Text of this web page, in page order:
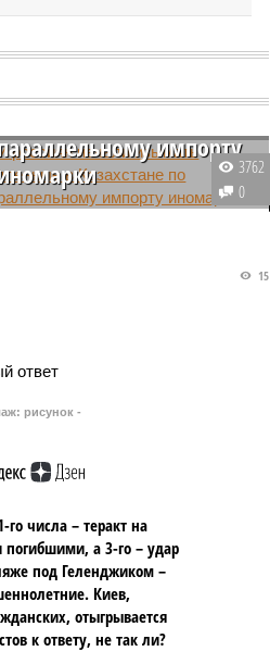
россиян начали
купленные в
импорту
граждан России, ранее честно
3762
0
15
рисунок -
числа – теракт на
а 3-го – удар
под Геленджиком –
Киев,
отыгрывается
к ответу, не так ли?